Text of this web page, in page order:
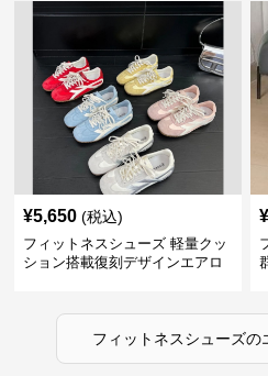
¥5,650 (税込)
フィットネスシューズ 軽量クッ
ション搭載復刻デザインエアロ
¥
フィットネスシューズの